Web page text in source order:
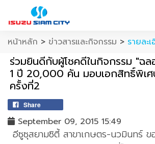
หน้าหลัก > ข่าวสารและกิจกรรม > รายละ
ร่วมยินดีกับผู้โชคดีในกิจกรรม "ฉล
1 ปี 20,000 คัน มอบเอกสิทธิ์พิเ
ครั้งที่2
Share
September 09, 2015 15:49
อีซูซุสยามซิตี้ สาขาเกษตร-นวมินทร์